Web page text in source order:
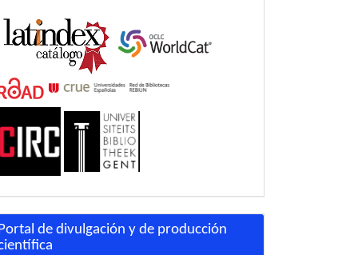
de divulgación y de producción